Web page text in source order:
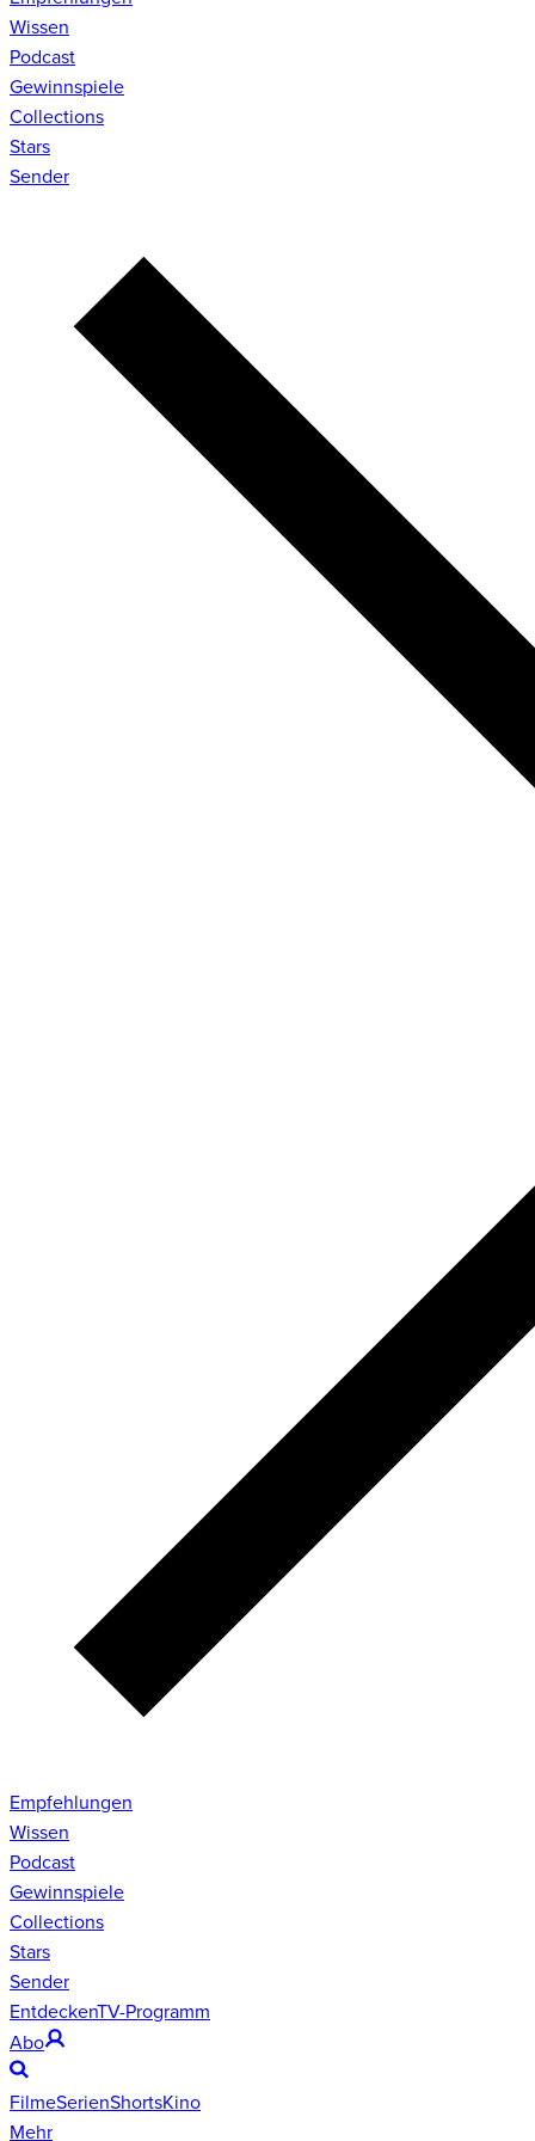
Wissen
Podcast
Gewinnspiele
Collections
Stars
Sender
Empfehlungen
Wissen
Podcast
Gewinnspiele
Collections
Stars
Sender
EntdeckenTV-Programm
Abo
FilmeSerienShortsKino
Mehr